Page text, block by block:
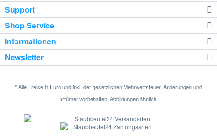
Support
Shop Service
Informationen
Newsletter
* Alle Preise in Euro und inkl. der gesetzlichen Mehrwertsteuer. Änderungen und
Irrtümer vorbehalten. Abbildungen ähnlich.